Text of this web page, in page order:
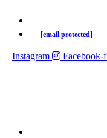
[email protected]
Instagram Facebook-f